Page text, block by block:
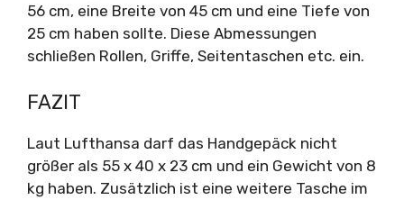
56 cm, eine Breite von 45 cm und eine Tiefe von
25 cm haben sollte. Diese Abmessungen
schließen Rollen, Griffe, Seitentaschen etc. ein.
FAZIT
Laut Lufthansa darf das Handgepäck nicht
größer als 55 x 40 x 23 cm und ein Gewicht von 8
kg haben. Zusätzlich ist eine weitere Tasche im